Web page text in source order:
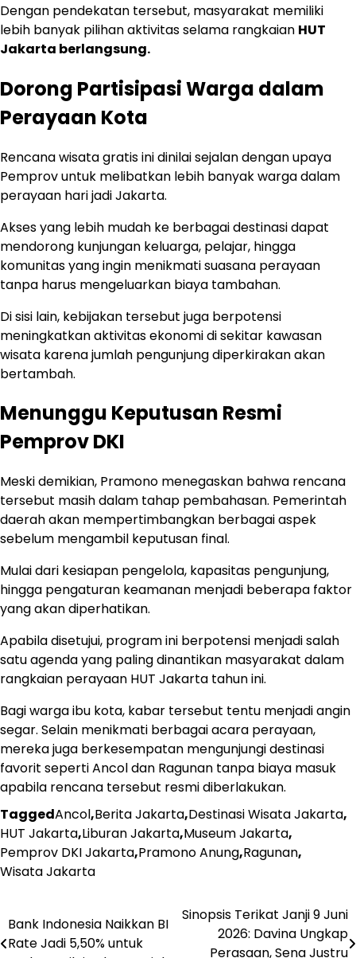
Dengan pendekatan tersebut, masyarakat memiliki
lebih banyak pilihan aktivitas selama rangkaian HUT
Jakarta berlangsung.
Dorong Partisipasi Warga dalam
Perayaan Kota
Rencana wisata gratis ini dinilai sejalan dengan upaya
Pemprov untuk melibatkan lebih banyak warga dalam
perayaan hari jadi Jakarta.
Akses yang lebih mudah ke berbagai destinasi dapat
mendorong kunjungan keluarga, pelajar, hingga
komunitas yang ingin menikmati suasana perayaan
tanpa harus mengeluarkan biaya tambahan.
Di sisi lain, kebijakan tersebut juga berpotensi
meningkatkan aktivitas ekonomi di sekitar kawasan
wisata karena jumlah pengunjung diperkirakan akan
bertambah.
Menunggu Keputusan Resmi
Pemprov DKI
Meski demikian, Pramono menegaskan bahwa rencana
tersebut masih dalam tahap pembahasan. Pemerintah
daerah akan mempertimbangkan berbagai aspek
sebelum mengambil keputusan final.
Mulai dari kesiapan pengelola, kapasitas pengunjung,
hingga pengaturan keamanan menjadi beberapa faktor
yang akan diperhatikan.
Apabila disetujui, program ini berpotensi menjadi salah
satu agenda yang paling dinantikan masyarakat dalam
rangkaian perayaan HUT Jakarta tahun ini.
Bagi warga ibu kota, kabar tersebut tentu menjadi angin
segar. Selain menikmati berbagai acara perayaan,
mereka juga berkesempatan mengunjungi destinasi
favorit seperti Ancol dan Ragunan tanpa biaya masuk
apabila rencana tersebut resmi diberlakukan.
TaggedAncol,Berita Jakarta,Destinasi Wisata Jakarta,
HUT Jakarta,Liburan Jakarta,Museum Jakarta,
Pemprov DKI Jakarta,Pramono Anung,Ragunan,
Wisata Jakarta
Navigasi
pos
Bank Indonesia Naikkan BI
Rate Jadi 5,50% untuk
Sinopsis Terikat Janji 9 Juni
2026: Davina Ungkap
Perasaan, Sena Justru